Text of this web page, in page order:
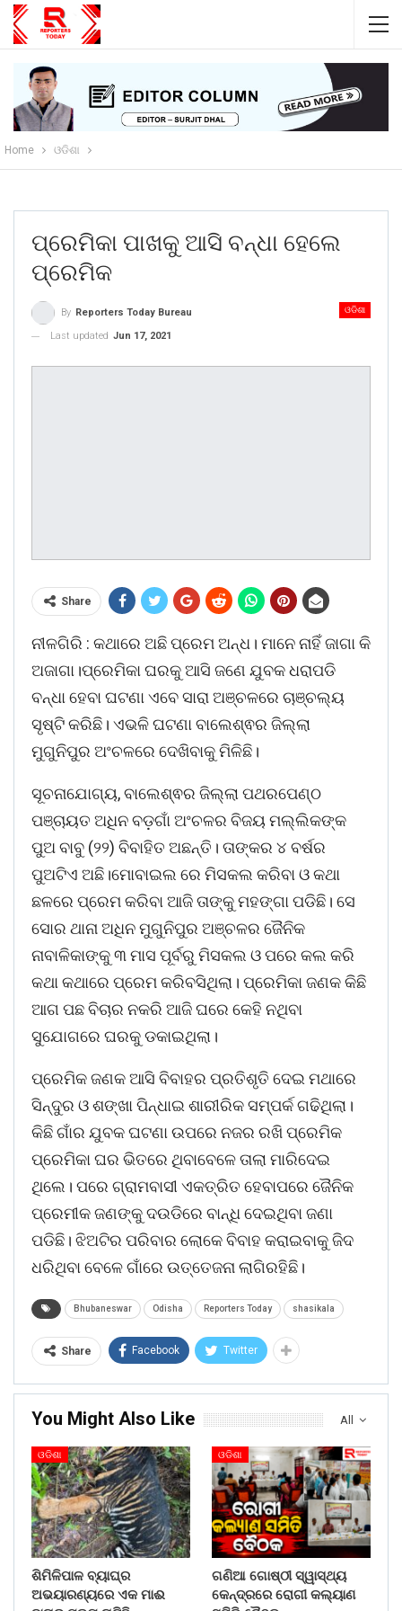
Home ଓଡିଶା
ପ୍ରେମିକା ପାଖକୁ ଆସି ବନ୍ଧା ହେଲେ
ପ୍ରେମିକ
ଓଡିଶା
By Reporters Today Bureau
Last updated Jun 17, 2021
Share
ନୀଳଗିରି : କଥାରେ ଅଛି ପ୍ରେମ ଅନ୍ଧ। ମାନେ ନାହିଁ ଜାଗା କି
ଅଜାଗା।ପ୍ରେମିକା ଘରକୁ ଆସି ଜଣେ ଯୁବକ ଧରାପଡି
ବନ୍ଧା ହେବା ଘଟଣା ଏବେ ସାରା ଅଞ୍ଚଳରେ ଚାଞ୍ଚଲ୍ୟ
ସୃଷ୍ଟି କରିଛି। ଏଭଳି ଘଟଣା ବାଲେଶ୍ଵର ଜିଲ୍ଲା
ମୁଗୁନିପୁର ଅଂଚଳରେ ଦେଖିବାକୁ ମିଳିଛି।
ସୂଚନାଯୋଗ୍ୟ, ବାଲେଶ୍ଵର ଜିଲ୍ଲା ପଥରପେଣ୍ଠ
ପଞ୍ଚାୟତ ଅଧିନ ବଡ଼ଗାଁ ଅଂଚଳର ବିଜୟ ମଲ୍ଲିକଙ୍କ
ପୁଅ ବାବୁ (୨୨) ବିବାହିତ ଅଛନ୍ତି। ତାଙ୍କର ୪ ବର୍ଷର
ପୁଅଟିଏ ଅଛି।ମୋବାଇଲ ରେ ମିସକଲ କରିବା ଓ କଥା
ଛଳରେ ପ୍ରେମ କରିବା ଆଜି ତାଙ୍କୁ ମହଙ୍ଗା ପଡିଛି। ସେ
ସୋର ଥାନା ଅଧିନ ମୁଗୁନିପୁର ଅଞ୍ଚଳର ଜୈନିକ
ନାବାଳିକାଙ୍କୁ ୩ ମାସ ପୂର୍ବରୁ ମିସକଲ ଓ ପରେ କଲ କରି
କଥା କଥାରେ ପ୍ରେମ କରିବସିଥିଲା। ପ୍ରେମିକା ଜଣକ କିଛି
ଆଗ ପଛ ବିଚାର ନକରି ଆଜି ଘରେ କେହି ନଥିବା
ସୁଯୋଗରେ ଘରକୁ ଡକାଇଥିଲା।
ପ୍ରେମିକ ଜଣକ ଆସି ବିବାହର ପ୍ରତିଶୃତି ଦେଇ ମଥାରେ
ସିନ୍ଦୁର ଓ ଶଙ୍ଖା ପିନ୍ଧାଇ ଶାରୀରିକ ସମ୍ପର୍କ ଗଢିଥିଲା।
କିଛି ଗାଁର ଯୁବକ ଘଟଣା ଉପରେ ନଜର ରଖି ପ୍ରେମିକ
ପ୍ରେମିକା ଘର ଭିତରେ ଥିବାବେଳେ ତାଲା ମାରିଦେଇ
ଥିଲେ। ପରେ ଗ୍ରାମବାସୀ ଏକତ୍ରିତ ହେବାପରେ ଜୈନିକ
ପ୍ରେମୀକ ଜଣଙ୍କୁ ଦଉଡିରେ ବାନ୍ଧି ଦେଇଥିବା ଜଣା
ପଡିଛି। ଝିଅଟିର ପରିବାର ଲୋକେ ବିବାହ କରାଇବାକୁ ଜିଦ
ଧରିଥିବା ବେଳେ ଗାଁରେ ଉତ୍ତେଜନା ଲାଗିରହିଛି।
Bhubaneswar Odisha Reporters Today shasikala
Share Facebook Twitter
All
You Might Also Like
ଓଡିଶା
ଶିମିଳିପାଳ ବ୍ୟାଘ୍ର
ଅଭୟାରଣ୍ୟରେ ଏକ ମାଈ
ଓଡିଶା
ଗଣିଆ ଗୋଷ୍ଠୀ ସ୍ୱାସ୍ଥ୍ୟ
କେନ୍ଦ୍ରରେ ରୋଗୀ କଲ୍ୟାଣ